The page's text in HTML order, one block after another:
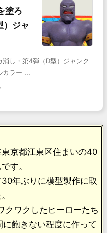
塗ろ
）ジャ
消し・第4弾（D型）ジャンク
カラー ...
京都江東区住まいの40
す。
年ぶりに模型製作に取
クワクしたヒーローたち
飽きない程度に作って